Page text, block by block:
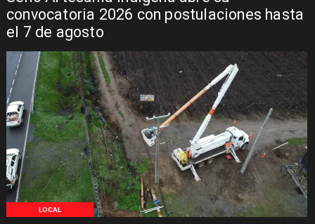
convocatoria 2026 con postulaciones hasta
el 7 de agosto
LOCAL